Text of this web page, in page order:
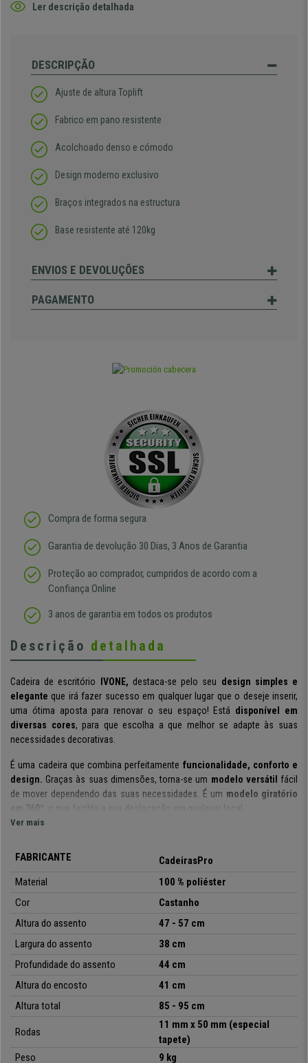
Ler descrição detalhada
DESCRIPÇÃO
Ajuste de altura Toplift
Fabrico em pano resistente
Acolchoado denso e cómodo
Design moderno exclusivo
Braços integrados na estructura
Base resistente até 120kg
ENVIOS E DEVOLUÇÕES
PAGAMENTO
Compra de forma segura
Garantia de devolução 30 Dias, 3 Anos de Garantia
Proteção ao comprador, cumpridos de acordo com a
Confiança Online
3 anos de garantia em todos os produtos
Descrição detalhada
Cadeira de escritório IVONE, destaca-se pelo seu design simples e
elegante que irá fazer sucesso em qualquer lugar que o deseje inserir,
uma ótima aposta para renovar o seu espaço! Está disponível em
diversas cores, para que escolha a que melhor se adapte às suas
necessidades decorativas.
É uma cadeira que combina perfeitamente funcionalidade, conforto e
design. Graças às suas dimensões, torna-se um modelo versátil fácil
de mover dependendo das suas necessidades. É um modelo giratório
em 360º
, o que facilita a sua deslocação em qualquer local.
resistentee possui uma base metálica. Trata-se de um
resistente de fácil cuidado e limpeza.
No CadeirasPro oferecemos-lhe esta cadeira de
ao melhor preço
garantia de 24 meses
aomelhor preço.
• Acolchoado de alta densidade
•Apoia braços integrados
Ver mais
FABRICANTE
CadeirasPro
Material
100 % poliéster
Cor
Castanho
Altura do assento
47 - 57 cm
Largura do assento
38 cm
Profundidade do assento
44 cm
Altura do encosto
41 cm
Altura total
85 - 95 cm
Rodas
11 mm x 50 mm (especial
tapete)
Peso
9 kg